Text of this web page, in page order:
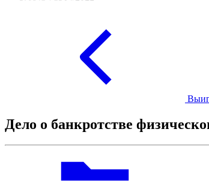
Дело о банкротстве